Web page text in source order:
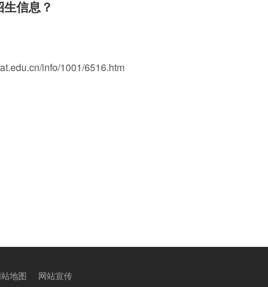
信息？
info/1001/6516.htm
地图 网站宣传